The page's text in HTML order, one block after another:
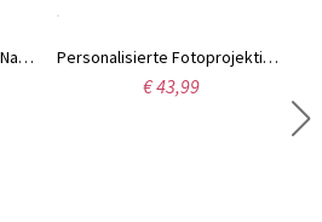
Benutzerdefinierte Pet's Name Schlüsselanhänger mit Herz-Symbol, Edelstahl Haustier Namensschild, personalisiertes Geschenk für Tierliebhaber Personalisierte Fotoprojektionskette, Bildkette, Halskette mit Bild im Inneren, Erinnerungsgeschenk, 925 Sterling Silber, Geschenk für Mama/Oma/Sie
€ 43,99